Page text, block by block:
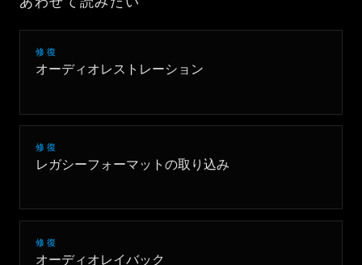
修復
オーディオレストレーション
修復
レガシーフォーマットの取り込み
修復
オーディオレイバック